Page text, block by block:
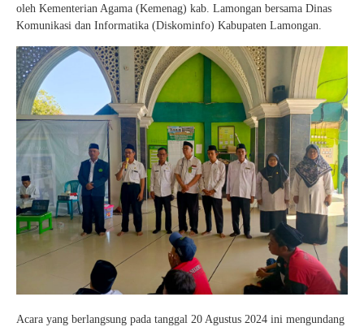
oleh Kementerian Agama (Kemenag) kab. Lamongan bersama Dinas
Komunikasi dan Informatika (Diskominfo) Kabupaten Lamongan.
Acara yang berlangsung pada tanggal 20 Agustus 2024 ini mengundang